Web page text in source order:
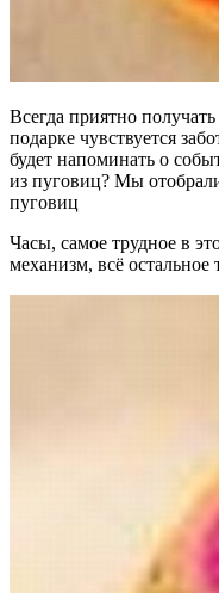
Всегда приятно
подарке чувствуется
будет напоминать о
из пуговиц? Мы
пуговиц
Часы, самое трудное в
механизм, всё остальное